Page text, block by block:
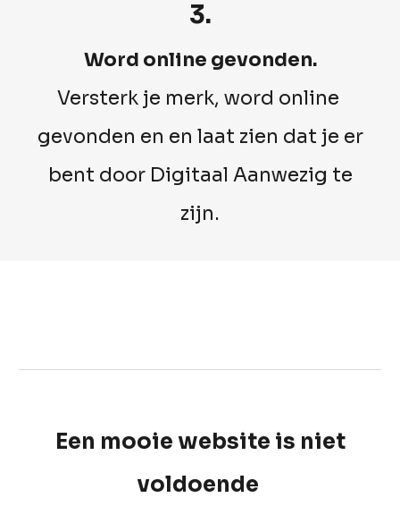
3.
Word online gevonden.
Versterk je merk, word online
gevonden en en laat zien dat je er
bent door Digitaal Aanwezig te
zijn.
Een mooie website is niet
voldoende